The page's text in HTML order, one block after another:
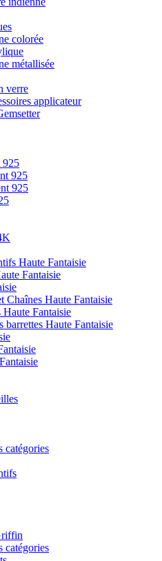
colorée
métallisée
verre
applicateur
925
925
925
Haute Fantaisie
Fantaisie
Chaînes Haute Fantaisie
Fantaisie
barrettes Haute Fantaisie
catégories
catégories